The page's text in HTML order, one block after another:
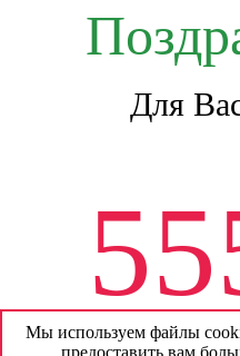
Для
Мы используем файлы
предоставить вам